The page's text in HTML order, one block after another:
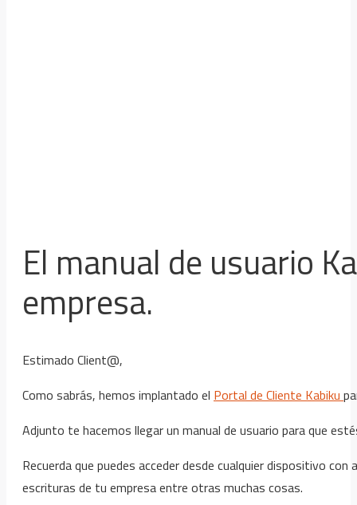
El manual de usuario
empresa.
Estimado Client@,
Como sabrás, hemos implantado el Portal de Cliente Kabiku
Adjunto te hacemos llegar un manual de usuario para que
Recuerda que puedes acceder desde cualquier dispositivo
escrituras de tu empresa entre otras muchas cosas.